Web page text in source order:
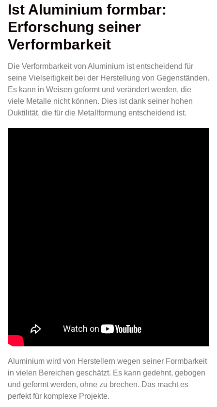
Ist Aluminium formbar:
Erforschung seiner
Verformbarkeit
Die Verformbarkeit von Aluminium ist entscheidend für
seine Vielseitigkeit bei der Herstellung von Gegenständen.
Es kann in Weisen geformt und verändert werden, die
viele Metalle nicht können. Dies ist dank seiner hohen
Duktilität, die für die Metallformung entscheidend ist.
Aluminium wird von Herstellern wegen seiner Formbarkeit
in vielen Bereichen geschätzt. Es kann gedehnt, gebogen
und geformt werden, ohne zu brechen. Das macht es
perfekt für komplexe Projekte.